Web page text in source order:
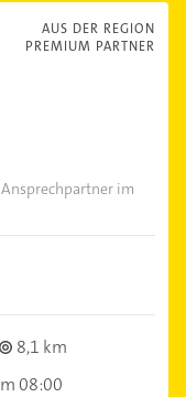
AUS DER REGION
PREMIUM PARTNER
im
8,1 km
08:00